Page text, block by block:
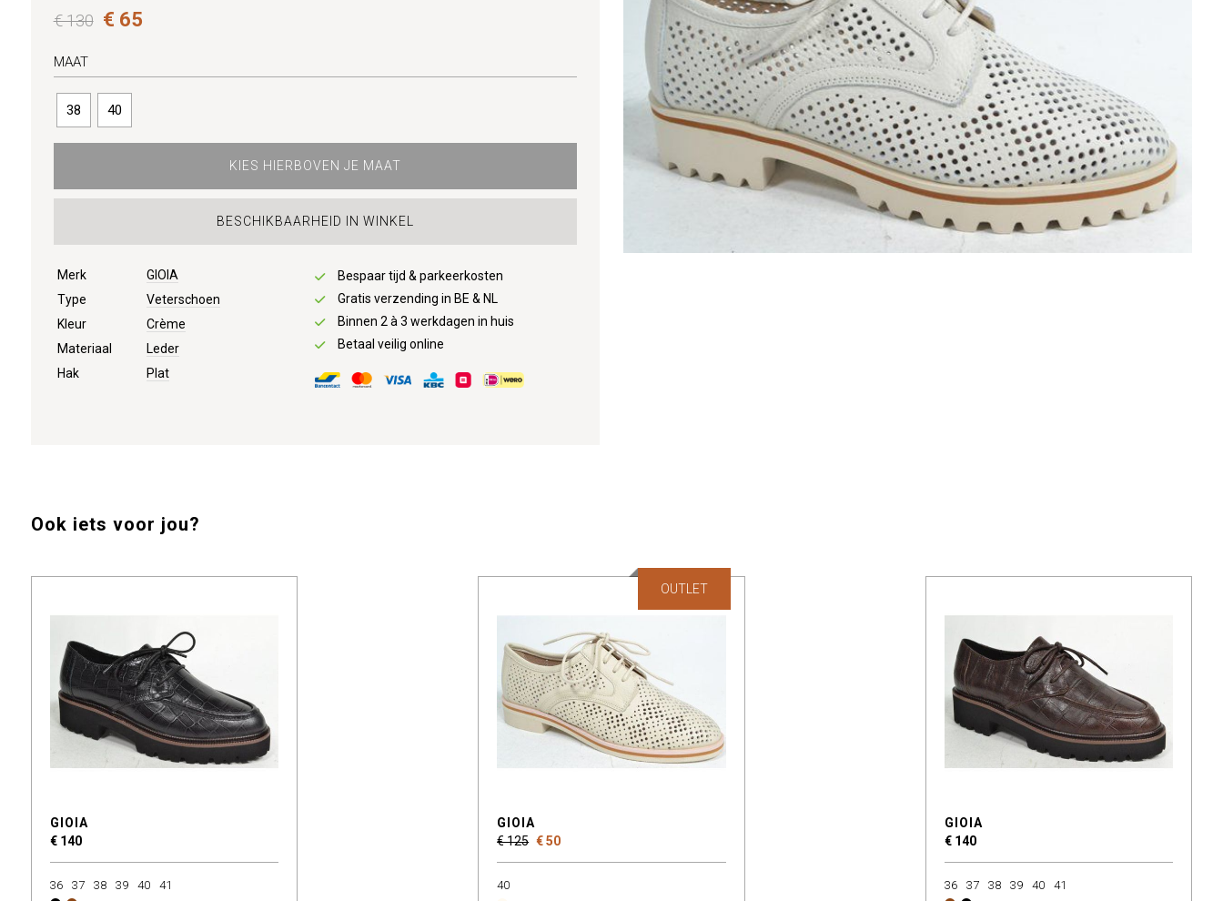
€ 130 € 65
MAAT
38 40
KIES HIERBOVEN JE MAAT
BESCHIKBAARHEID IN WINKEL
Merk
GIOIA
Type
Veterschoen
Kleur
Crème
Materiaal
Leder
Hak
Plat
Bespaar tijd & parkeerkosten
Gratis verzending in BE & NL
Binnen 2 à 3 werkdagen in huis
Betaal veilig online
Ook iets voor jou?
GIOIA
€ 140
36 37 38 39 40 41
GIOIA
€ 125 € 50
OUTLET
40
GIOIA
€ 140
36 37 38 39 40 41